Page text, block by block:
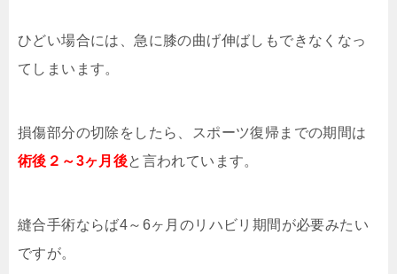
ひどい場合には、急に膝の曲げ伸ばしもできなくなっ
てしまいます。
損傷部分の切除をしたら、スポーツ復帰までの期間は
術後２～3ヶ月後と言われています。
縫合手術ならば4～6ヶ月のリハビリ期間が必要みたい
ですが。